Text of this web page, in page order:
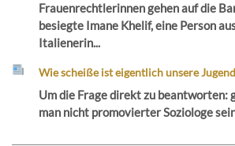
Frauenrechtlerinnen gehen auf die
besiegte Imane Khelif, eine Person
Italienerin...
Wie scheiße ist eigentlich unsere
Um die Frage direkt zu beantworten:
man nicht promovierter Soziologe